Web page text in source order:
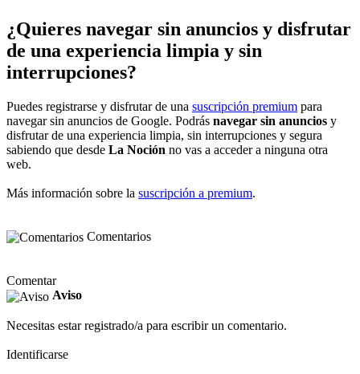
¿Quieres navegar sin anuncios y disfrutar
de una experiencia limpia y sin
interrupciones?
Puedes registrarse y disfrutar de una suscripción premium para
navegar sin anuncios de Google. Podrás navegar sin anuncios y
disfrutar de una experiencia limpia, sin interrupciones y segura
sabiendo que desde La Noción no vas a acceder a ninguna otra
web.
Más información sobre la suscripción a premium.
Comentarios
Comentar
Aviso
Necesitas estar registrado/a para escribir un comentario.
Identificarse